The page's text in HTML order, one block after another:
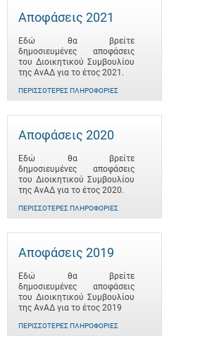
Αποφάσεις 2021
Εδώ θα βρείτε
δημοσιευμένες αποφάσεις
του Διοικητικού Συμβουλίου
της ΑνΑΔ για το έτος 2021.
ΠΕΡΙΣΣΌΤΕΡΕΣ ΠΛΗΡΟΦΟΡΊΕΣ
Αποφάσεις 2020
Εδώ θα βρείτε
δημοσιευμένες αποφάσεις
του Διοικητικού Συμβουλίου
της ΑνΑΔ για το έτος 2020.
ΠΕΡΙΣΣΌΤΕΡΕΣ ΠΛΗΡΟΦΟΡΊΕΣ
Αποφάσεις 2019
Εδώ θα βρείτε
δημοσιευμένες αποφάσεις
του Διοικητικού Συμβουλίου
της ΑνΑΔ για το έτος 2019
ΠΕΡΙΣΣΌΤΕΡΕΣ ΠΛΗΡΟΦΟΡΊΕΣ